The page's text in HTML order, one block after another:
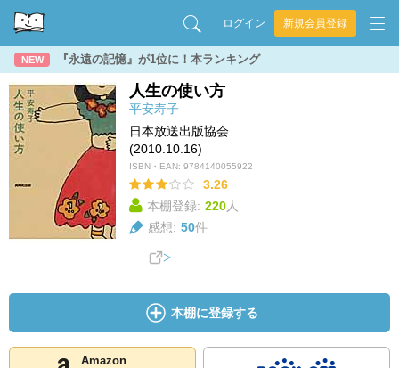
ログイン 新規会員登録
NEW 『永遠の記憶』が1位に！本ランキング
人生の使い方
平安寿子
日本放送出版協会
(2010.10.16)
ISBN・EAN: 9784140055922
3.26
本棚登録: 220人
感想: 50件
本棚に登録する
Amazon